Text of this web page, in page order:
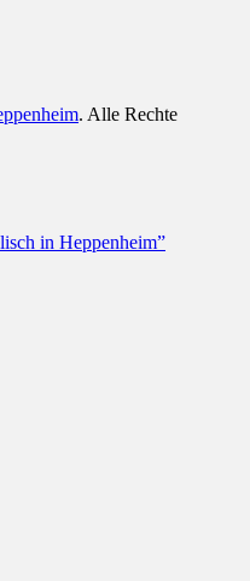
. Alle Rechte
in Heppenheim”